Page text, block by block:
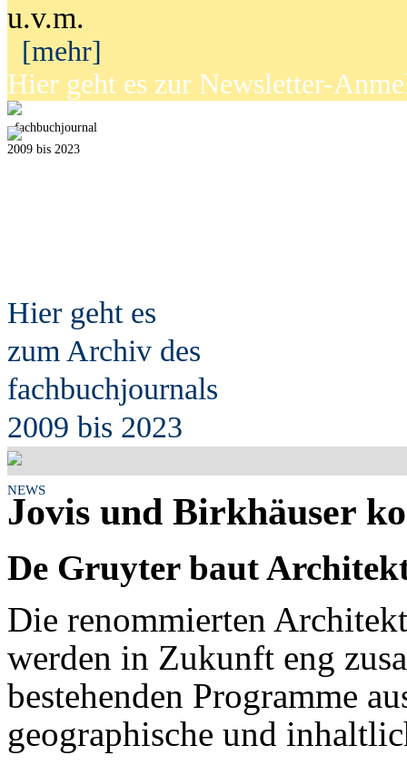
u.v.m.
[mehr]
Hier geht es zur Newsletter-
fachbuchjournal
2009 bis 2023
Hier geht es
zum Archiv des
fachbuchjournals
2009 bis 2023
NEWS
Jovis und Birkhäuser
De Gruyter baut
Die renommierten
werden in Zukunft eng
bestehenden Programme
geographische und